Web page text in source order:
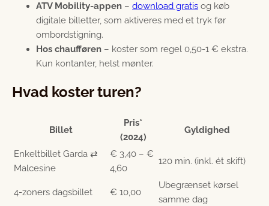
ATV Mobility-appen – download gratis og køb
digitale billetter, som aktiveres med et tryk før
ombordstigning.
Hos chaufføren – koster som regel 0,50-1 € ekstra.
Kun kontanter, helst mønter.
Hvad koster turen?
Billet
Pris*
(2024)
Gyldighed
Enkeltbillet Garda ⇄
Malcesine
€ 3,40 – €
4,60
120 min. (inkl. ét skift)
4-zoners dagsbillet € 10,00
Ubegrænset kørsel
samme dag